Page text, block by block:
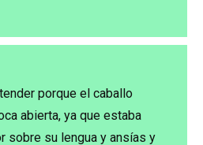
porque el caballo
abierta, ya que estaba
sobre su lengua y ansías y